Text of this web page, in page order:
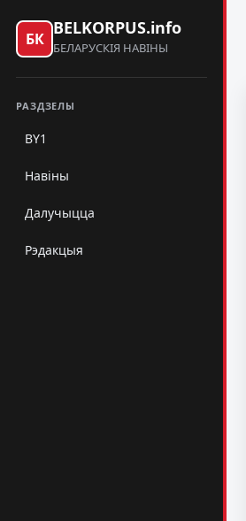
БК
BELKORPUS.info
БЕЛАРУСКІЯ НАВІНЫ
РАЗДЗЕЛЫ
BY1
Навіны
Далучыцца
Рэдакцыя